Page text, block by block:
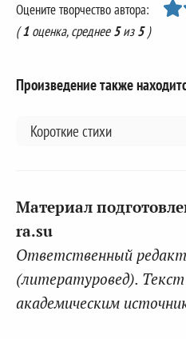
Оцените творчество автора:
(1оценка, среднее5из5)
Произведение также
Короткие стихи
Материал
ra.su
Ответственный
(литературовед).
академическим